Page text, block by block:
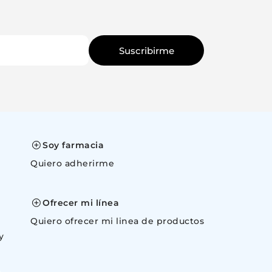
Suscribirme
Soy farmacia
Quiero adherirme
Ofrecer mi línea
Quiero ofrecer mi linea de productos